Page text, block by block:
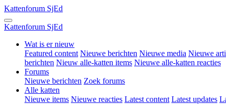
Kattenforum SjEd
Kattenforum SjEd
Wat is er nieuw
Featured content Nieuwe berichten Nieuwe media Nieuwe
berichten Nieuw alle-katten items Nieuwe alle-katten reacties
Forums
Nieuwe berichten Zoek forums
Alle katten
Nieuwe items Nieuwe reacties Latest content Latest updates